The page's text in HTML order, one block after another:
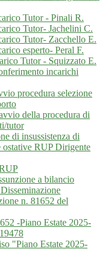
Tutor - Pinali R.
Tutor- Jachelini C.
Tutor- Zacchello E.
esperto- Peral F.
Tutor - Squizzato E.
incarichi
procedura selezione
della procedura di
tutor
di insussistenza di
RUP Dirigente
a bilancio
n. 81652 del
-Piano Estate 2025-
"Piano Estate 2025-